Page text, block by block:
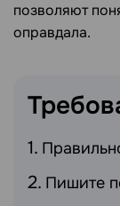
позволяют
оправдала.
Пишите